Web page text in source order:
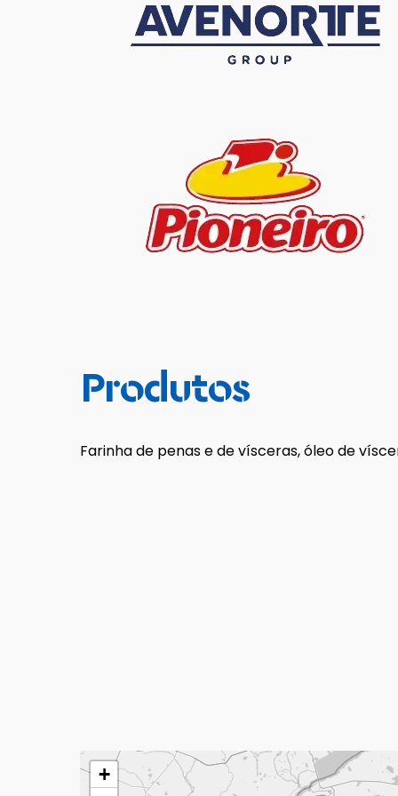
Produtos
Farinha de penas e de vísceras, óleo de
+